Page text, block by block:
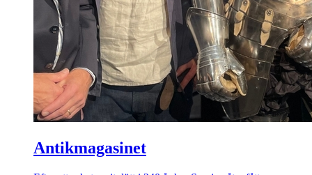
Antikmagasinet